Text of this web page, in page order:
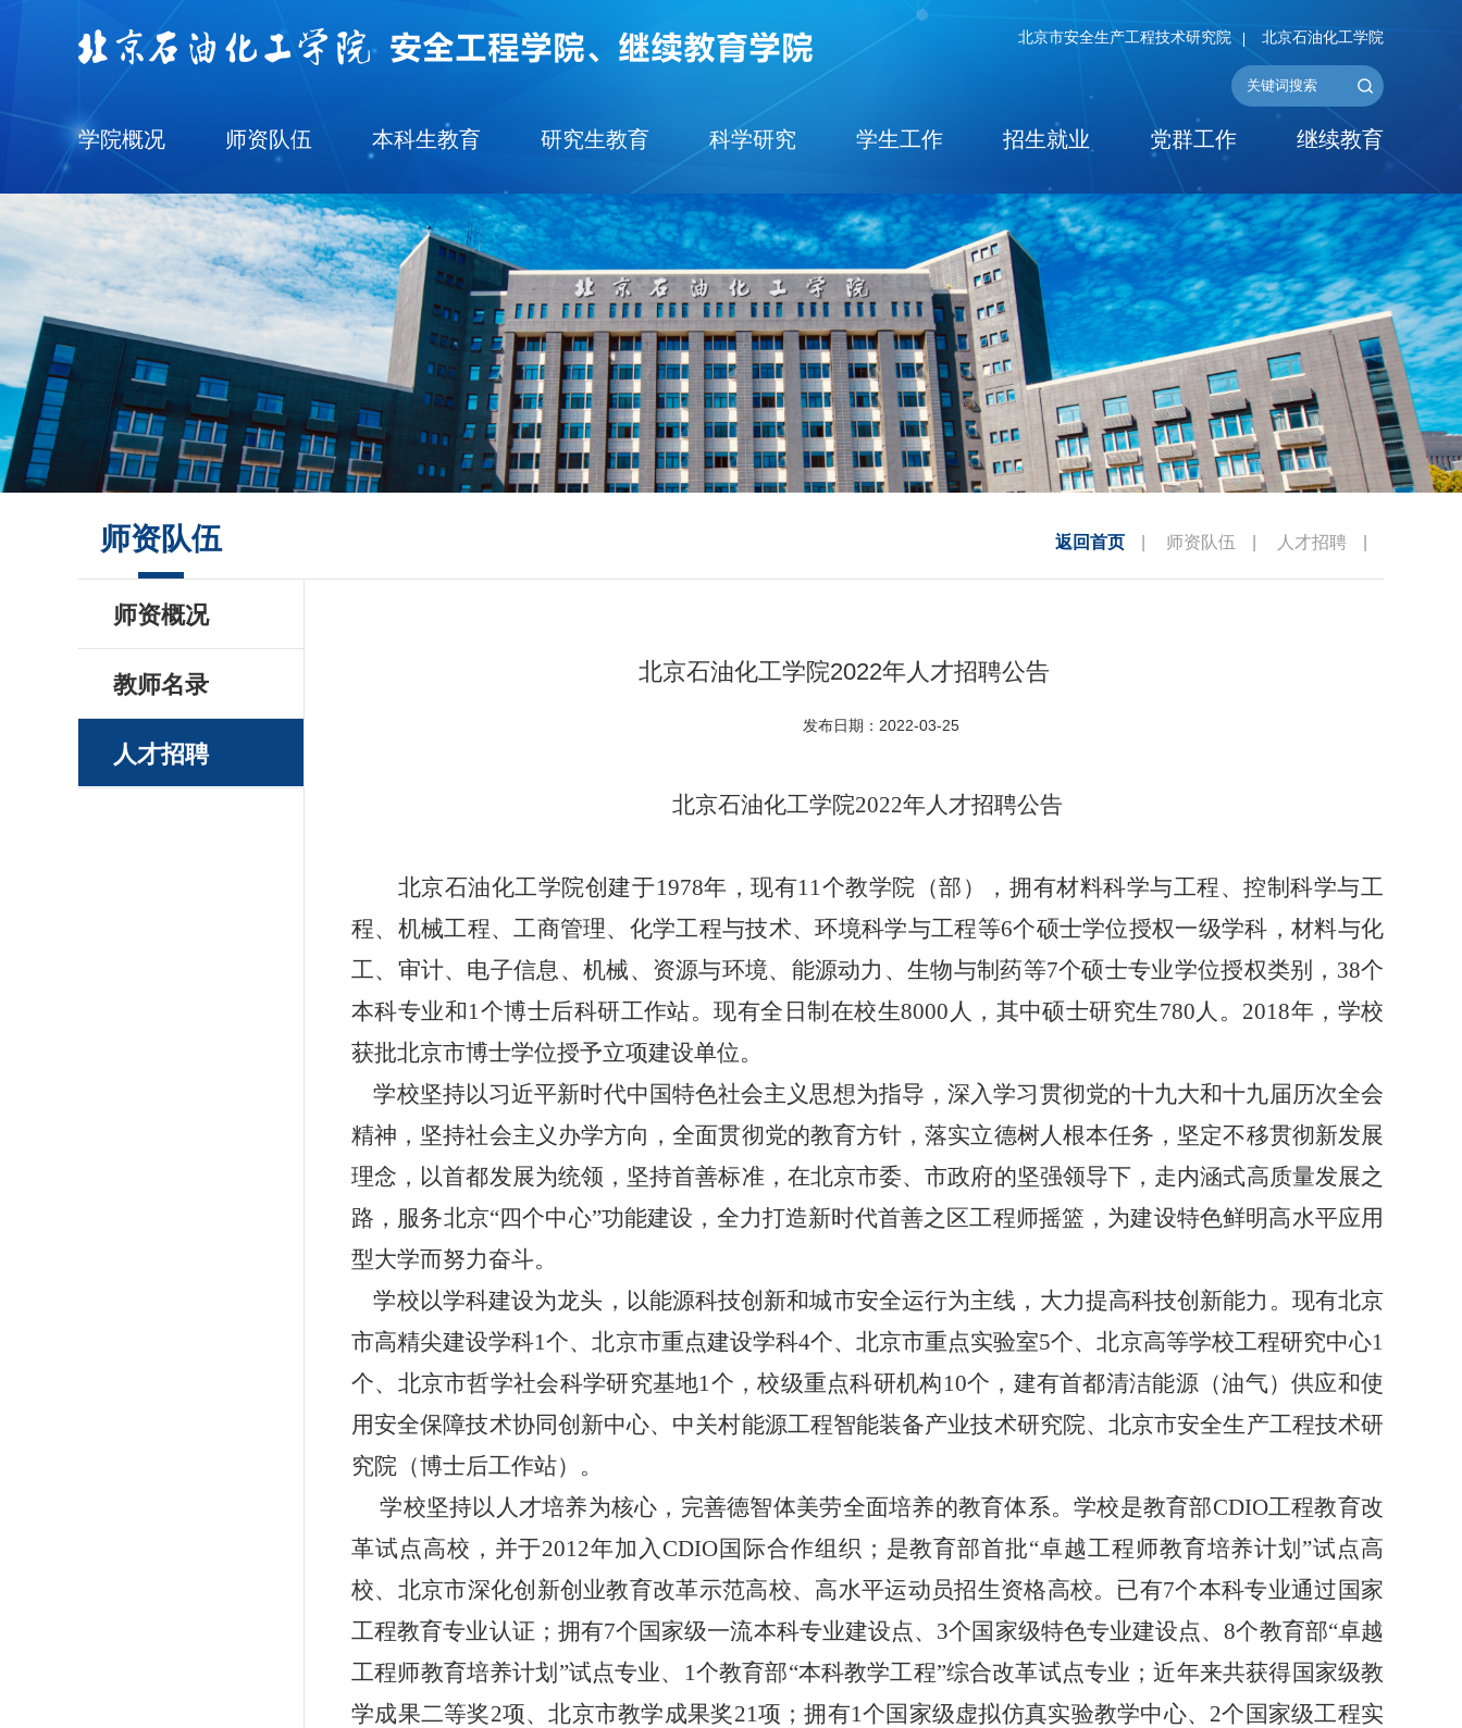
北京市安全生产工程技术研究院 北京石油化工学院
学院概况 师资队伍 本科生教育 研究生教育 科学研究 学生工作 招生就业 党群工作 继续教育
师资队伍 返回首页 师资队伍 人才招聘
师资概况
教师名录
人才招聘
北京石油化工学院2022年人才招聘公告
发布日期：2022-03-25
北京石油化工学院2022年人才招聘公告
北京石油化工学院创建于1978年，现有11个教学院（部），拥有材料科学与工程、控制科学与工
程、机械工程、工商管理、化学工程与技术、环境科学与工程等6个硕士学位授权一级学科，材料与化
工、审计、电子信息、机械、资源与环境、能源动力、生物与制药等7个硕士专业学位授权类别，38个
本科专业和1个博士后科研工作站。现有全日制在校生8000人，其中硕士研究生780人。2018年，学校
获批北京市博士学位授予立项建设单位。
学校坚持以习近平新时代中国特色社会主义思想为指导，深入学习贯彻党的十九大和十九届历次全会
精神，坚持社会主义办学方向，全面贯彻党的教育方针，落实立德树人根本任务，坚定不移贯彻新发展
理念，以首都发展为统领，坚持首善标准，在北京市委、市政府的坚强领导下，走内涵式高质量发展之
路，服务北京“四个中心”功能建设，全力打造新时代首善之区工程师摇篮，为建设特色鲜明高水平应用
型大学而努力奋斗。
学校以学科建设为龙头，以能源科技创新和城市安全运行为主线，大力提高科技创新能力。现有北京
市高精尖建设学科1个、北京市重点建设学科4个、北京市重点实验室5个、北京高等学校工程研究中心1
个、北京市哲学社会科学研究基地1个，校级重点科研机构10个，建有首都清洁能源（油气）供应和使
用安全保障技术协同创新中心、中关村能源工程智能装备产业技术研究院、北京市安全生产工程技术研
究院（博士后工作站）。
学校坚持以人才培养为核心，完善德智体美劳全面培养的教育体系。学校是教育部CDIO工程教育改
革试点高校，并于2012年加入CDIO国际合作组织；是教育部首批“卓越工程师教育培养计划 ”试点高
校、北京市深化创新创业教育改革示范高校、高水平运动员招生资格高校。已有7个本科专业通过国家
工程教育专业认证；拥有7个国家级一流本科专业建设点、3个国家级特色专业建设点、8个教育部“卓越
工程师教育培养计划 ”试点专业、1个教育部“本科教学工程”综合改革试点专业；近年来共获得国家级教
学成果二等奖2项、北京市教学成果奖21项；拥有1个国家级虚拟仿真实验教学中心、2个国家级工程实